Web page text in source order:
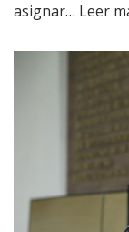
asignar… Leer